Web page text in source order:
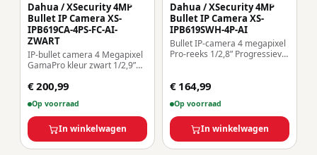
Dahua / XSecurity 4MP
Bullet IP Camera XS-
IPB619CA-4PS-FC-AI-
ZWART
IP-bullet camera 4 Megapixel
GamaPro kleur zwart 1/2,9”
Compressie
Lens 3,6 mm / LED’s Bereik 60
m WDR | Geïntegreerde
microfoon Slimme functies
€ 200,99
Op voorraad
In winkelwagen
Dahua / XSecurity 4MP
Bullet IP Camera XS-
IPB619SWH-4P-AI
Bullet IP-camera 4 megapixel
Pro-reeks 1/2,8” Progressieve
Lens 2,8 mm / LED’s Bereik 30
microfoon WEB, DSS/PSS,
Smartphone en NVR
€ 164,99
Op voorraad
In winkelwagen